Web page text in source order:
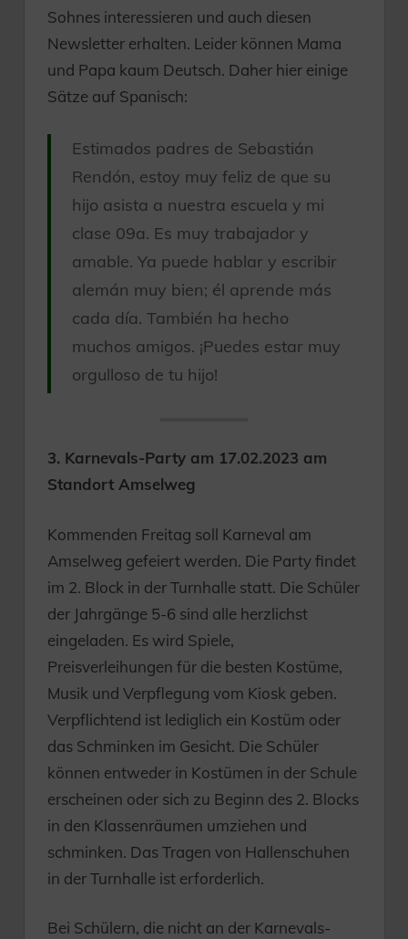
Sohnes interessieren und auch diesen
Newsletter erhalten. Leider können Mama
und Papa kaum Deutsch. Daher hier einige
Sätze auf Spanisch:
Estimados padres de Sebastián
Rendón, estoy muy feliz de que su
hijo asista a nuestra escuela y mi
clase 09a. Es muy trabajador y
amable. Ya puede hablar y escribir
alemán muy bien; él aprende más
cada día. También ha hecho
muchos amigos. ¡Puedes estar muy
orgulloso de tu hijo!
3. Karnevals-Party am 17.02.2023 am
Standort Amselweg
Kommenden Freitag soll Karneval am
Amselweg gefeiert werden. Die Party findet
im 2. Block in der Turnhalle statt. Die Schüler
der Jahrgänge 5-6 sind alle herzlichst
eingeladen. Es wird Spiele,
Preisverleihungen für die besten Kostüme,
Musik und Verpflegung vom Kiosk geben.
Verpflichtend ist lediglich ein Kostüm oder
das Schminken im Gesicht. Die Schüler
können entweder in Kostümen in der Schule
erscheinen oder sich zu Beginn des 2. Blocks
in den Klassenräumen umziehen und
schminken. Das Tragen von Hallenschuhen
in der Turnhalle ist erforderlich.
Bei Schülern, die nicht an der Karnevals-